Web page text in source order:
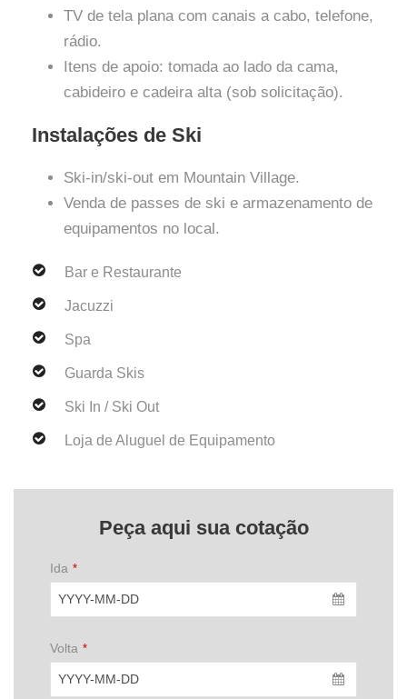
TV de tela plana com canais a cabo, telefone,
rádio.
Itens de apoio: tomada ao lado da cama,
cabideiro e cadeira alta (sob solicitação).
Instalações de Ski
Ski-in/ski-out em Mountain Village.
Venda de passes de ski e armazenamento de
equipamentos no local.
Bar e Restaurante
Jacuzzi
Spa
Guarda Skis
Ski In / Ski Out
Loja de Aluguel de Equipamento
Peça aqui sua cotação
Ida *
Volta *